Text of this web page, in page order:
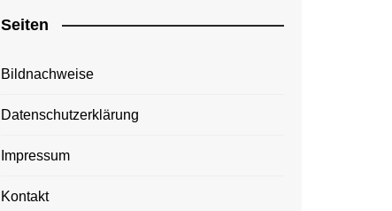
Seiten
Bildnachweise
Datenschutzerklärung
Impressum
Kontakt